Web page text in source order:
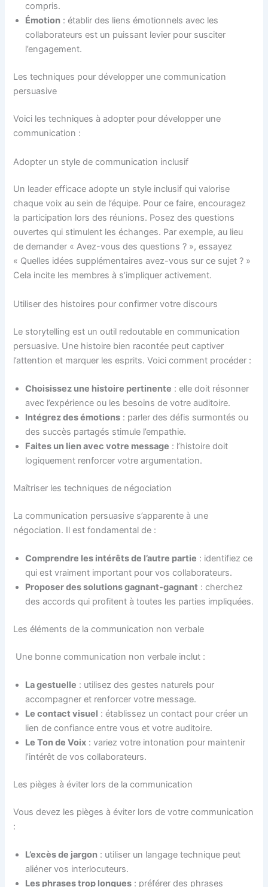
compris.
Émotion : établir des liens émotionnels avec les
collaborateurs est un puissant levier pour susciter
l’engagement.
Les techniques pour développer une communication
persuasive
Voici les techniques à adopter pour développer une
communication :
Adopter un style de communication inclusif
Un leader efficace adopte un style inclusif qui valorise
chaque voix au sein de l’équipe. Pour ce faire, encouragez
la participation lors des réunions. Posez des questions
ouvertes qui stimulent les échanges. Par exemple, au lieu
de demander « Avez-vous des questions ? », essayez
« Quelles idées supplémentaires avez-vous sur ce sujet ? »
Cela incite les membres à s’impliquer activement.
Utiliser des histoires pour confirmer votre discours
Le storytelling est un outil redoutable en communication
persuasive. Une histoire bien racontée peut captiver
l’attention et marquer les esprits. Voici comment procéder :
Choisissez une histoire pertinente : elle doit résonner
avec l’expérience ou les besoins de votre auditoire.
Intégrez des émotions : parler des défis surmontés ou
des succès partagés stimule l’empathie.
Faites un lien avec votre message : l’histoire doit
logiquement renforcer votre argumentation.
Maîtriser les techniques de négociation
La communication persuasive s’apparente à une
négociation. Il est fondamental de :
Comprendre les intérêts de l’autre partie : identifiez ce
qui est vraiment important pour vos collaborateurs.
Proposer des solutions gagnant-gagnant : cherchez
des accords qui profitent à toutes les parties impliquées.
Les éléments de la communication non verbale
Une bonne communication non verbale inclut :
La gestuelle : utilisez des gestes naturels pour
accompagner et renforcer votre message.
Le contact visuel : établissez un contact pour créer un
lien de confiance entre vous et votre auditoire.
Le Ton de Voix : variez votre intonation pour maintenir
l’intérêt de vos collaborateurs.
Les pièges à éviter lors de la communication
Vous devez les pièges à éviter lors de votre communication
:
L’excès de jargon : utiliser un langage technique peut
aliéner vos interlocuteurs.
Les phrases trop longues : préférer des phrases